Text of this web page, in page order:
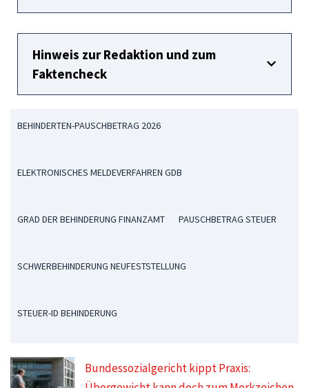
Hinweis zur Redaktion und zum
Faktencheck
BEHINDERTEN-PAUSCHBETRAG 2026
ELEKTRONISCHES MELDEVERFAHREN GDB
GRAD DER BEHINDERUNG FINANZAMT PAUSCHBETRAG STEUER
SCHWERBEHINDERUNG NEUFESTSTELLUNG
STEUER-ID BEHINDERUNG
Bundessozialgericht kippt Praxis: